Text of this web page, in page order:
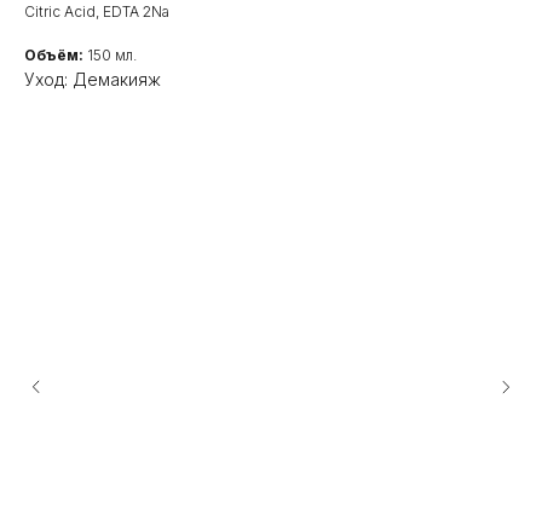
Citric Acid, EDTA 2Na
Объём: 150 мл.
Уход: Демакияж